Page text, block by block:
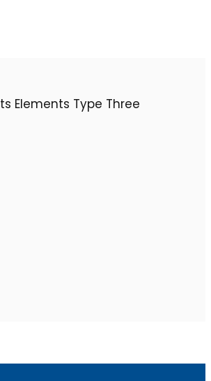
Elements Type Three